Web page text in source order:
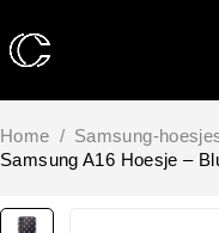
Home / Samsung-
Samsung A16 Hoesje –